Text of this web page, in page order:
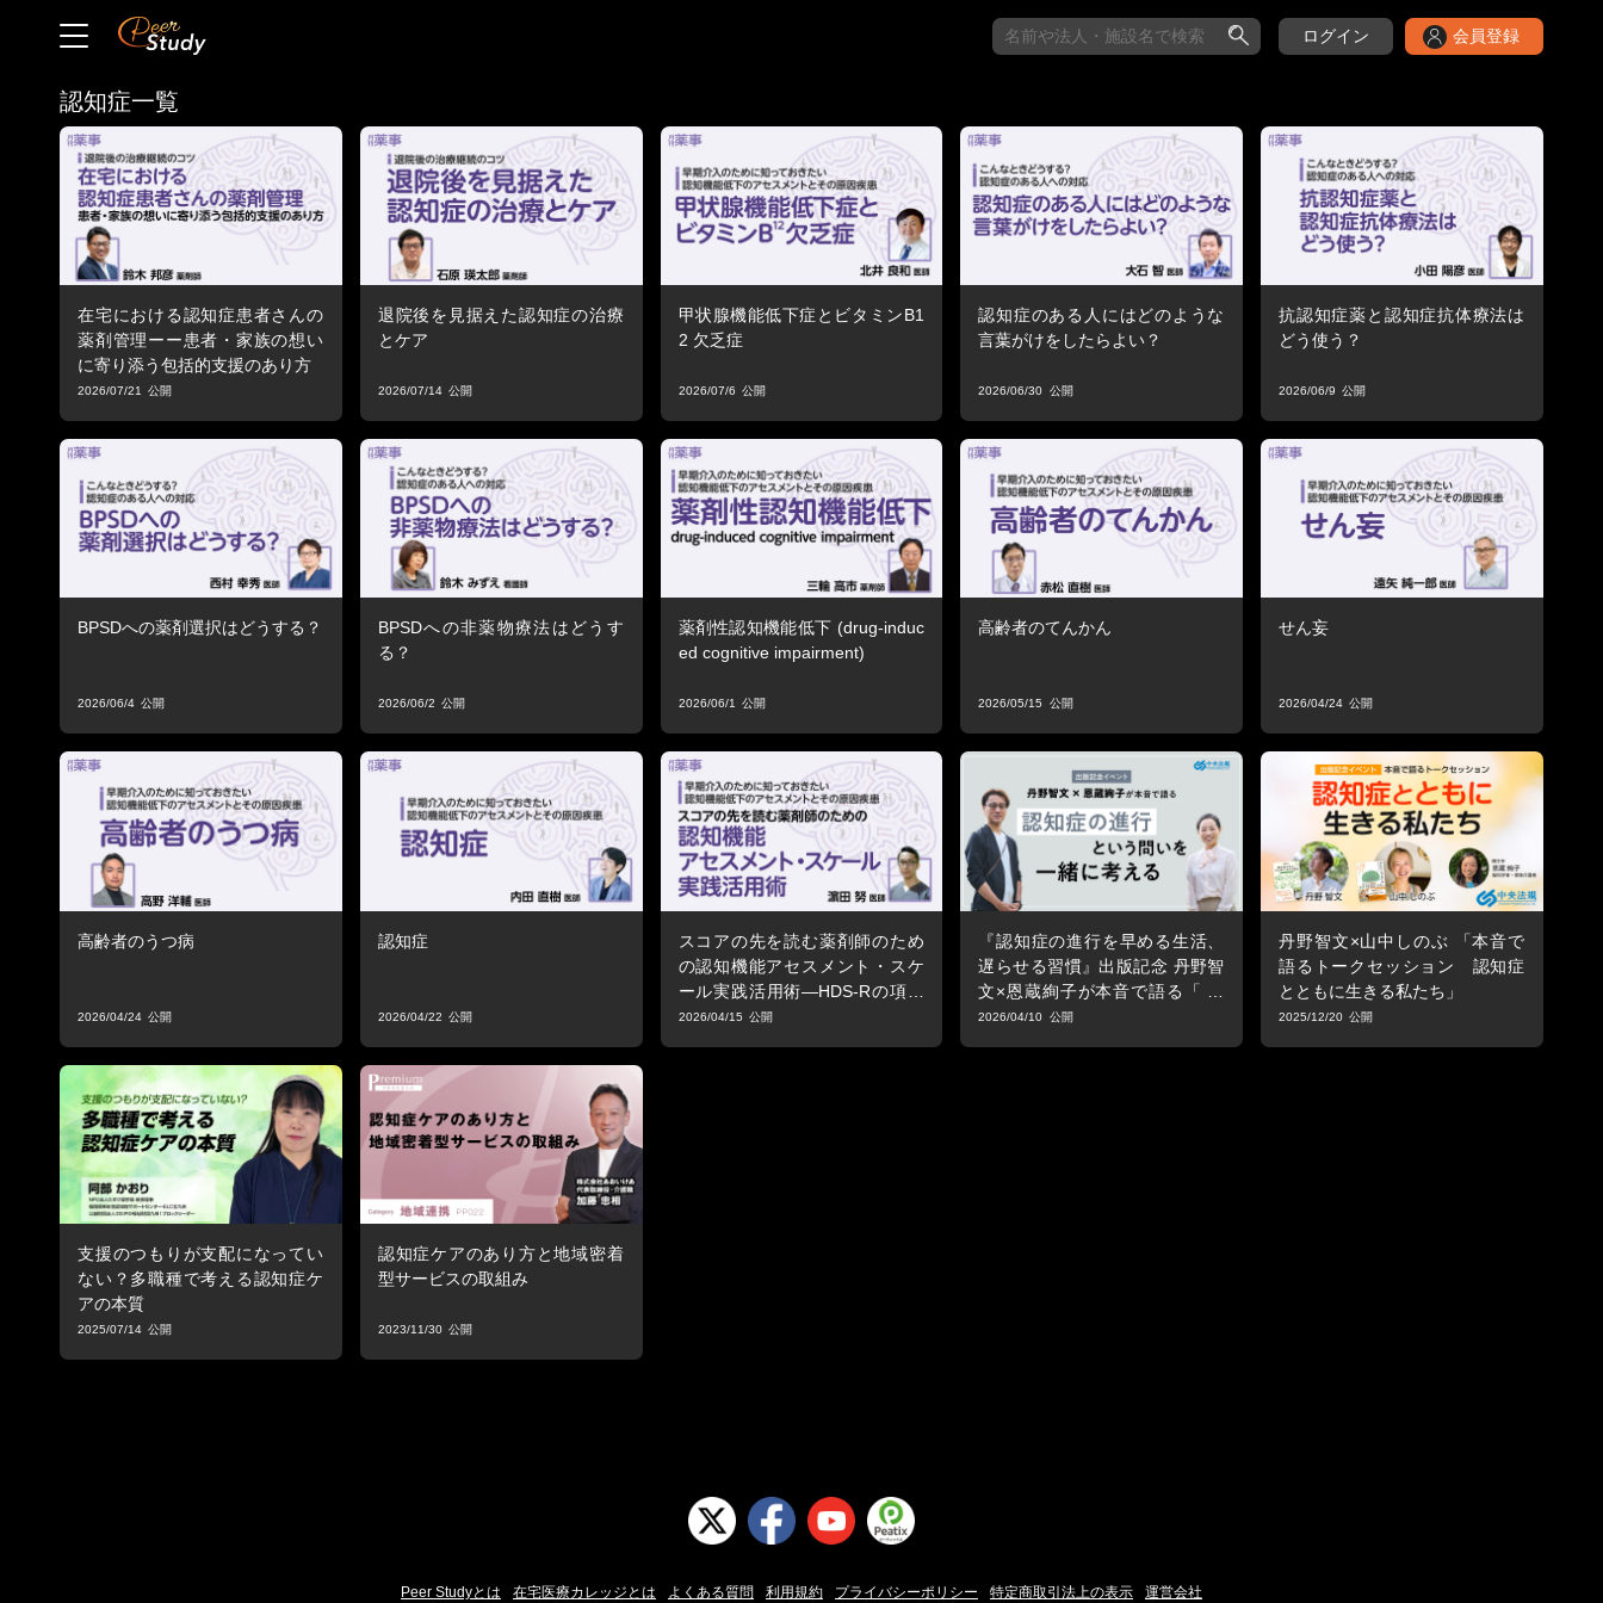
ログイン 会員登録
認知症一覧
在宅における認知症患者さんの
薬剤管理ーー患者・家族の想い
に寄り添う包括的支援のあり方
2026/07/21
退院後を見据えた認知症の治療
とケア
2026/07/14
甲状腺機能低下症とビタミンB1
2 欠乏症
2026/07/6
認知症のある人にはどのような
言葉がけをしたらよい？
2026/06/30
抗認知症薬と認知症抗体療法は
どう使う？
2026/06/9
BPSDへの薬剤選択はどうする？
2026/06/4
BPSDへの非薬物療法はどうす
る？
2026/06/2
薬剤性認知機能低下 (drug-induc
ed cognitive impairment)
2026/06/1
高齢者のてんかん
2026/05/15
せん妄
2026/04/24
高齢者のうつ病
2026/04/24
認知症
2026/04/22
スコアの先を読む薬剤師のため
の認知機能アセスメント・スケ
ール実践活用術―HDS-Rの項目
別評価から個別最適化された薬
2026/04/15
『認知症の進行を早める生活、
遅らせる習慣』出版記念 丹野智
文×恩蔵絢子が本音で語る「 認
知症の進行という問いを一緒に
2026/04/10
丹野智文×山中しのぶ 「本音で
語るトークセッション 認知症
とともに生きる私たち」
2025/12/20
支援のつもりが支配になってい
ない？多職種で考える認知症ケ
アの本質
2025/07/14
認知症ケアのあり方と地域密着
型サービスの取組み
2023/11/30
Peer Studyとは 在宅医療カレッジとは よくある質問 利用規約 プライバシーポリシー 特定商取引法上の表示 運営会社